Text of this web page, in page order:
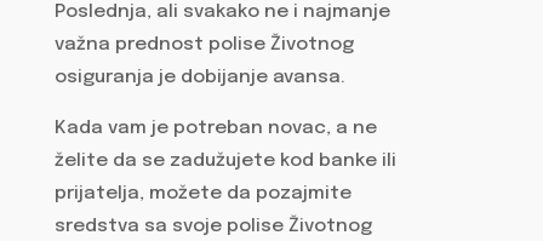
Poslednja, ali svakako ne i najmanje
važna prednost polise Životnog
osiguranja je dobijanje avansa.
Kada vam je potreban novac, a ne
želite da se zadužujete kod banke ili
prijatelja, možete da pozajmite
sredstva sa svoje polise Životnog